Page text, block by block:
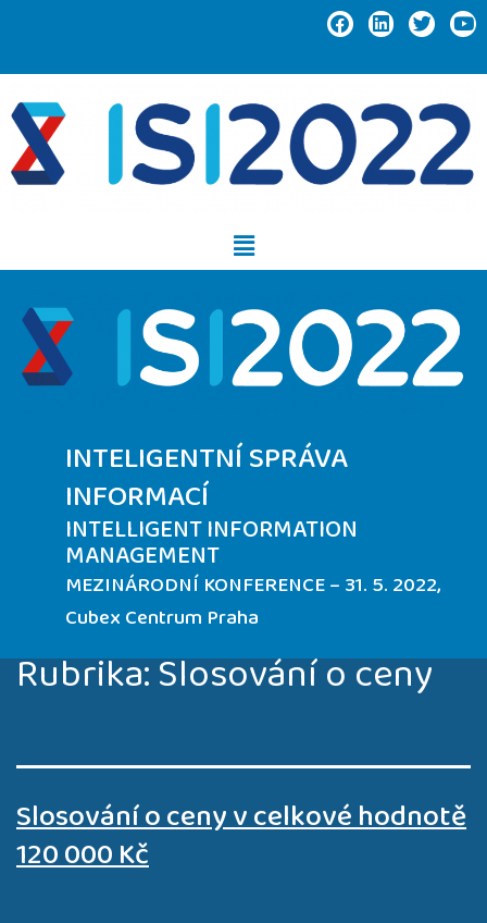
INTELIGENTNÍ SPRÁVA
INFORMACÍ
INTELLIGENT INFORMATION
MANAGEMENT
MEZINÁRODNÍ KONFERENCE – 31. 5. 2022,
Cubex Centrum Praha
Rubrika:Slosování o ceny
Slosování o ceny v celkové hodnotě
120 000 Kč